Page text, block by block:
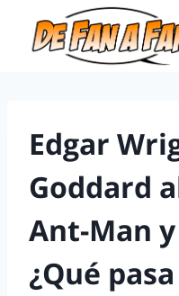
Edgar
Goddard
Ant-Man
¿Qué